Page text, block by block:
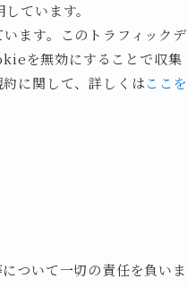
ています。
ます。このトラフィックデ
を無効にすることで収集
に関して、詳しくはここを
ついて一切の責任を負いま